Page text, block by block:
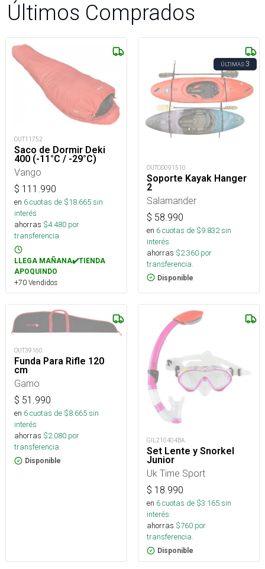
Últimos Comprados
OUT11752
Saco de Dormir Deki
400 (-11°C / -29°C)
Vango
$ 111.990
en 6cuotas de $18.665sin
interés
ahorras $4.480 por
transferencia.
LLEGA MAÑANA✔️TIENDA
APOQUINDO
+70 Vendidos
ÚLTIMAS3
OUTOD091510
Soporte Kayak Hanger
2
Salamander
$ 58.990
en 6cuotas de $9.832sin
interés
ahorras $2.360 por
transferencia.
Disponible
OUT39160
Funda Para Rifle 120
cm
Gamo
$ 51.990
en 6cuotas de $8.665sin
interés
ahorras $2.080 por
transferencia.
Disponible
GIL210404BA
Set Lente y Snorkel
Junior
Uk Time Sport
$ 18.990
en 6cuotas de $3.165sin
interés
ahorras $760 por
transferencia.
Disponible